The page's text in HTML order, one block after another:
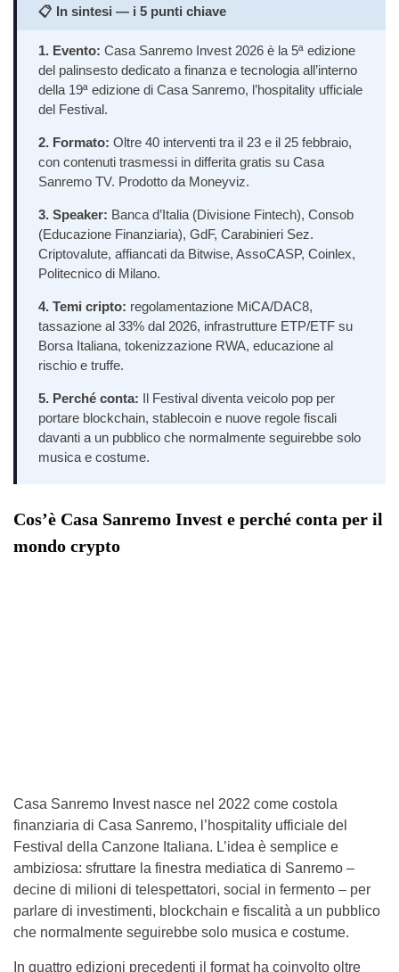
📋 In sintesi — i 5 punti chiave
1. Evento: Casa Sanremo Invest 2026 è la 5ª edizione
del palinsesto dedicato a finanza e tecnologia all’interno
della 19ª edizione di Casa Sanremo, l’hospitality ufficiale
del Festival.
2. Formato: Oltre 40 interventi tra il 23 e il 25 febbraio,
con contenuti trasmessi in differita gratis su Casa
Sanremo TV. Prodotto da Moneyviz.
3. Speaker: Banca d’Italia (Divisione Fintech), Consob
(Educazione Finanziaria), GdF, Carabinieri Sez.
Criptovalute, affiancati da Bitwise, AssoCASP, Coinlex,
Politecnico di Milano.
4. Temi cripto: regolamentazione MiCA/DAC8,
tassazione al 33% dal 2026, infrastrutture ETP/ETF su
Borsa Italiana, tokenizzazione RWA, educazione al
rischio e truffe.
5. Perché conta: Il Festival diventa veicolo pop per
portare blockchain, stablecoin e nuove regole fiscali
davanti a un pubblico che normalmente seguirebbe solo
musica e costume.
Cos’è Casa Sanremo Invest e perché conta per il
mondo crypto
Casa Sanremo Invest nasce nel 2022 come costola
finanziaria di Casa Sanremo, l’hospitality ufficiale del
Festival della Canzone Italiana. L’idea è semplice e
ambiziosa: sfruttare la finestra mediatica di Sanremo –
decine di milioni di telespettatori, social in fermento – per
parlare di investimenti, blockchain e fiscalità a un pubblico
che normalmente seguirebbe solo musica e costume.
In quattro edizioni precedenti il format ha coinvolto oltre